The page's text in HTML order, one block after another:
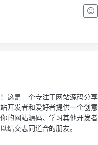
文件下载
这是一个专注于网站源码分
开发者和爱好者提供一个创意
的网站源码、学习其他开发
结交志同道合的朋友。